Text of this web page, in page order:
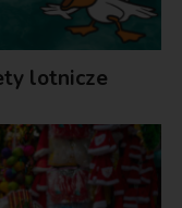
lotnicze